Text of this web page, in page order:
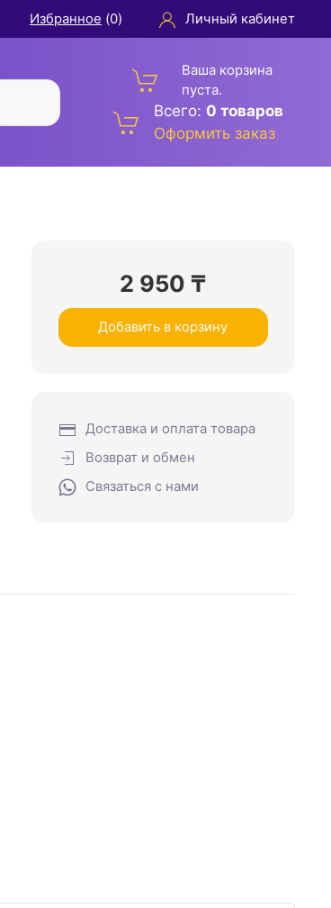
Избранное (0) Личный кабинет
Ваша корзина
пуста.
Всего: 0 товаров
Оформить заказ
2 950 ₸
Добавить в корзину
Доставка и оплата товара
Возврат и обмен
Связаться с нами